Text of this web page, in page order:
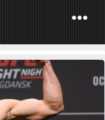
Sędziowie zgodni – Gall